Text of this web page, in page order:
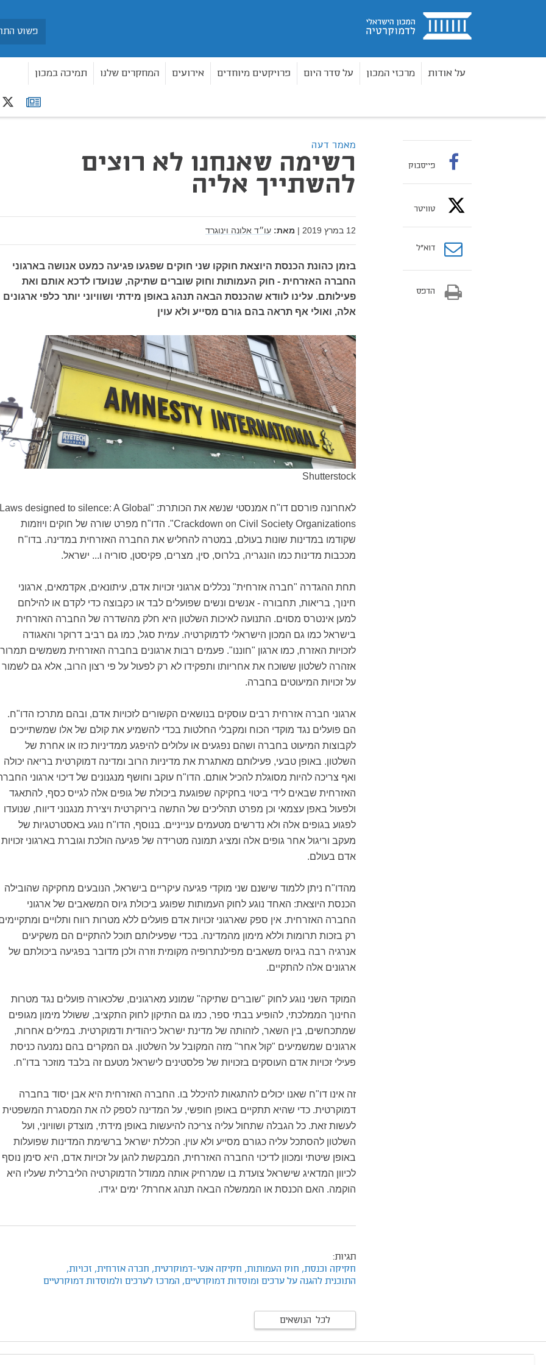
בית
על אודות מרכזי המכון על סדר היום פרויקטים מיוחדים אירועים המחקרים שלנו תמיכה במכון
רשימת
תפוצה
מאמר דעה
רשימה שאנחנו לא רוצים
להשתייך אליה
12 במרץ 2019 | מאת: עו״ד אלונה וינוגרד
בזמן כהונת הכנסת היוצאת חוקקו שני חוקים שפגעו פגיעה כמעט אנושה בארגוני
החברה האזרחית - חוק העמותות וחוק שוברים שתיקה, שנועדו לדכא אותם ואת
פעילותם. עלינו לוודא שהכנסת הבאה תנהג באופן מידתי ושוויוני יותר כלפי ארגונים
אלה, ואולי אף תראה בהם גורם מסייע ולא עוין
Shutterstock
לאחרונה פורסם דו"ח אמנסטי שנשא את הכותרת: " Laws designed to silence: A Global
Crackdown on Civil Society Organizations". הדו"ח מפרט שורה של חוקים ויוזמות
שקודמו במדינות שונות בעולם, במטרה להחליש את החברה האזרחית במדינה. בדו"ח
מככבות מדינות כמו הונגריה, בלרוס, סין, מצרים, פקיסטן, סוריה ו... ישראל.
תחת ההגדרה "חברה אזרחית" נכללים ארגוני זכויות אדם, עיתונאים, אקדמאים, ארגוני
חינוך, בריאות, תחבורה - אנשים ונשים שפועלים לבד או כקבוצה כדי לקדם או להילחם
למען אינטרס מסוים. התנועה לאיכות השלטון היא חלק מהשדרה של החברה האזרחית
בישראל כמו גם המכון הישראלי לדמוקרטיה. עמית סגל, כמו גם רביב דרוקר והאגודה
לזכויות האזרח, כמו ארגון "חוננו". פעמים רבות ארגונים בחברה האזרחית משמשים תמרור
אזהרה לשלטון ששוכח את אחריותו ותפקידו לא רק לפעול על פי רצון הרוב, אלא גם לשמור
על זכויות המיעוטים בחברה.
ארגוני חברה אזרחית רבים עוסקים בנושאים הקשורים לזכויות אדם, ובהם מתרכז הדו"ח.
הם פועלים נגד מוקדי הכוח ומקבלי החלטות בכדי להשמיע את קולם של אלו שמשתייכים
לקבוצות המיעוט בחברה ושהם נפגעים או עלולים להיפגע ממדיניות כזו או אחרת של
השלטון. באופן טבעי, פעילותם מאתגרת את מדיניות הרוב ומדינה דמוקרטית בריאה יכולה
ואף צריכה להיות מסוגלת להכיל אותם. הדו"ח עוקב וחושף מנגנונים של דיכוי ארגוני
האזרחית שבאים לידי ביטוי בחקיקה שפוגעת ביכולת של גופים אלה לגייס כסף, להתאגד
ולפעול באפן עצמאי וכן מפרט תהליכים של התשה בירוקרטית ויצירת מנגנוני דיווח, שנועדו
לפגוע בגופים אלה ולא נדרשים מטעמים ענייניים. בנוסף, הדו"ח נוגע באסטרטגיות של
מעקב וריגול אחר גופים אלה ומציג תמונה מטרידה של פגיעה הולכת וגוברת בארגוני זכויות
אדם בעולם.
מהדו"ח ניתן ללמוד שישנם שני מוקדי פגיעה עיקריים בישראל, הנובעים מחקיקה שהובילה
הכנסת היוצאת: האחד נוגע לחוק העמותות שפוגע ביכולת גיוס המשאבים של ארגוני
החברה האזרחית. אין ספק שארגוני זכויות אדם פועלים ללא מטרות רווח ותלויים
רק בזכות תרומות וללא מימון מהמדינה. בכדי שפעילותם תוכל להתקיים הם משקיעים
אנרגיה רבה בגיוס משאבים מפילנתרופיה מקומית וזרה ולכן מדובר בפגיעה ביכולתם של
ארגונים אלה להתקיים.
המוקד השני נוגע לחוק "שוברים שתיקה" שמונע מארגונים, שלכאורה פועלים נגד מטרות
החינוך הממלכתי, להופיע בבתי ספר, כמו גם התיקון לחוק התקציב, ששולל מימון מגופים
שמתכחשים, בין השאר, לזהותה של מדינת ישראל כיהודית ודמוקרטית. במילים אחרות,
ארגונים שמשמיעים "קול אחר" מזה המקובל על השלטון. גם המקרים בהם נמנעה כניסת
פעילי זכויות אדם העוסקים בזכויות של פלסטינים לישראל מטעם זה בלבד מוזכר בדו"ח.
זה אינו דו"ח שאנו יכולים להתגאות להיכלל בו. החברה האזרחית היא אבן יסוד בחברה
דמוקרטית. כדי שהיא תתקיים באופן חופשי, על המדינה לספק לה את המסגרת המשפטית
לעשות זאת. כל הגבלה שתחול עליה צריכה להיעשות באופן מידתי, מוצדק ושוויוני, ועל
השלטון להסתכל עליה כגורם מסייע ולא עוין. הכללת ישראל ברשימת המדינות שפועלות
באופן שיטתי ומכוון לדיכוי החברה האזרחית, המבקשת להגן על זכויות אדם, היא סימן נוסף
לכיוון המדאיג שישראל צועדת בו שמרחיק אותה ממודל הדמוקרטיה הליברלית שעליו היא
הוקמה. האם הכנסת או הממשלה הבאה תנהג אחרת? ימים יגידו.
תגיות:
חקיקה וכנסת, חוק העמותות, חקיקה אנטי-דמוקרטית, חברה אזרחית, זכויות,
התוכנית להגנה על ערכים ומוסדות דמוקרטיים, המרכז לערכים ולמוסדות דמוקרטיים
לכל הנושאים
פייסבוק
טוויטר
דוא”ל
הדפס